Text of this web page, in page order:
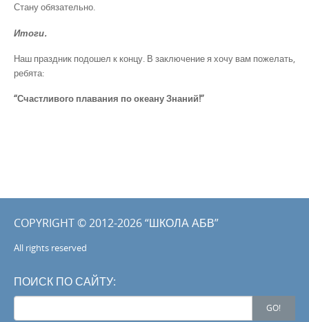
Стану обязательно.
Итоги.
Наш праздник подошел к концу. В заключение я хочу вам пожелать,
ребята:
“Счастливого плавания по океану Знаний!”
COPYRIGHT © 2012-2026 “ШКОЛА АБВ”
All rights reserved
ПОИСК ПО САЙТУ:
Search
for:
GO!